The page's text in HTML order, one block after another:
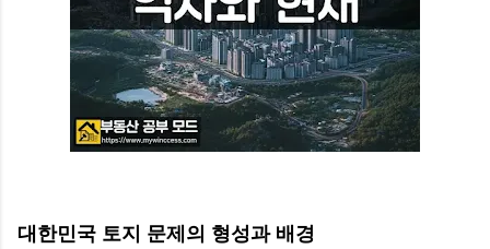
대한민국 토지 문제의 형성과 배경